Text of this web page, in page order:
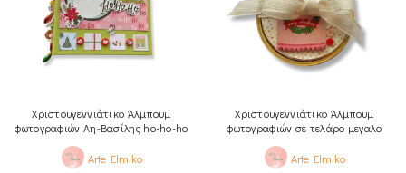
Χριστουγεννιάτικο Άλμπουμ
φωτογραφιών Αη-Βασίλης ho-ho-ho
Arte Elmiko
Χριστουγεννιάτικο Άλμπουμ
φωτογραφιών σε τελάρο μεγαλο
Arte Elmiko